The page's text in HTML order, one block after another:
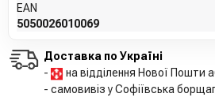
EAN
5050026010069
Доставка по Україні
-
на відділення Нової Пошти
- самовивіз у Софіївська